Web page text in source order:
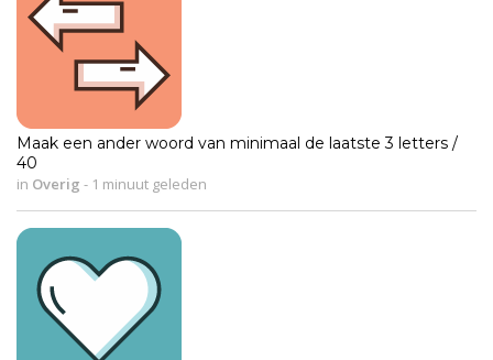
Maak een ander woord van minimaal de laatste 3 letters /
40
in Overig - 1 minuut geleden